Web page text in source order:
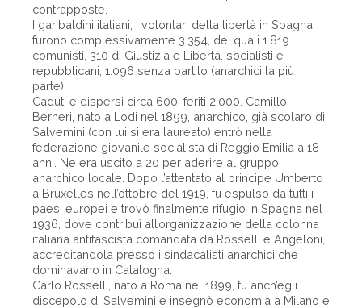
contrapposte.
I garibaldini italiani, i volontari della libertà in Spagna
furono complessivamente 3.354, dei quali 1.819
comunisti, 310 di Giustizia e Libertà, socialisti e
repubblicani, 1.096 senza partito (anarchici la più
parte).
Caduti e dispersi circa 600, feriti 2.000. Camillo
Berneri, nato a Lodi nel 1899, anarchico, già scolaro di
Salvemini (con lui si era laureato) entrò nella
federazione giovanile socialista di Reggio Emilia a 18
anni. Ne era uscito a 20 per aderire al gruppo
anarchico locale. Dopo l’attentato al principe Umberto
a Bruxelles nell’ottobre del 1919, fu espulso da tutti i
paesi europei e trovò finalmente rifugio in Spagna nel
1936, dove contribuì all’organizzazione della colonna
italiana antifascista comandata da Rosselli e Angeloni,
accreditandola presso i sindacalisti anarchici che
dominavano in Catalogna.
Carlo Rosselli, nato a Roma nel 1899, fu anch’egli
discepolo di Salvemini e insegnò economia a Milano e